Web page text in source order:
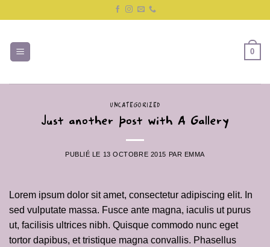
au
0
UNCATEGORIZED
Just another post with A Gallery
PUBLIÉ LE 13 OCTOBRE 2015 PAR EMMA
Lorem ipsum dolor sit amet, consectetur adipiscing elit. In
sed vulputate massa. Fusce ante magna, iaculis ut purus
ut, facilisis ultrices nibh. Quisque commodo nunc eget
tortor dapibus, et tristique magna convallis. Phasellus